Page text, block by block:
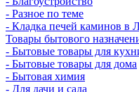
- Разное по теме
- Кладка печей каминов в
Товары бытового
- Бытовые товары для
- Бытовые товары для дома
- Бытовая химия
- Для дачи и сада